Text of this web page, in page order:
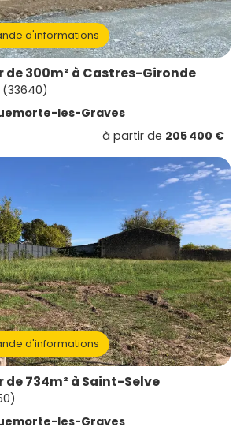
d'informations
300m² à Castres-Gironde
les-Graves
à partir de 205 400 €
d'informations
734m² à Saint-Selve
les-Graves